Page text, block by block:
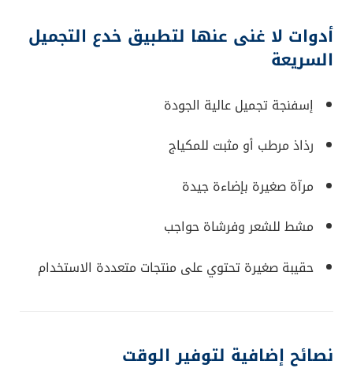
أدوات لا غنى عنها لتطبيق خدع التجميل
السريعة
إسفنجة تجميل عالية الجودة
رذاذ مرطب أو مثبت للمكياج
مرآة صغيرة بإضاءة جيدة
مشط للشعر وفرشاة حواجب
حقيبة صغيرة تحتوي على منتجات متعددة الاستخدام
نصائح إضافية لتوفير الوقت